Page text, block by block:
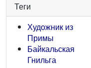
Теги
Художник из
Примы
Байкальская
Гнильга